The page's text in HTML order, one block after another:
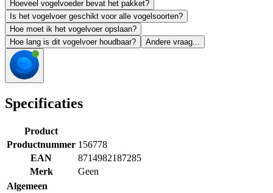
Hoeveel vogelvoeder bevat het pakket?
Is het vogelvoer geschikt voor alle vogelsoorten?
Hoe moet ik het vogelvoer opslaan?
Hoe lang is dit vogelvoer houdbaar?
Andere vraag...
Specificaties
Product
Productnummer 156778
EAN
8714982187285
Merk
Geen
Algemeen